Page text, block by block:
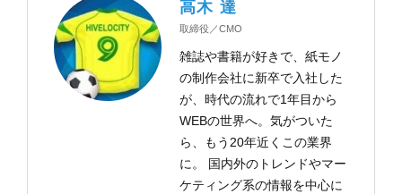
高木 達
取締役／CMO
雑誌や書籍が好きで、紙モノ
の制作会社に新卒で入社した
が、時代の流れで1年目から
WEBの世界へ。気がついた
ら、もう20年近くこの業界
に。 国内外のトレンドやマー
ケティング系の情報を中心に